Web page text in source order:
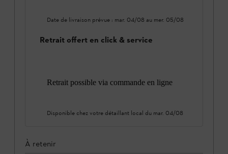
Date de livraison prévue : mar. 04/08 au mer. 05/08
Retrait offert en click & service
Retrait possible via commande en ligne
Disponible chez votre détaillant local du mar. 04/08
À retenir